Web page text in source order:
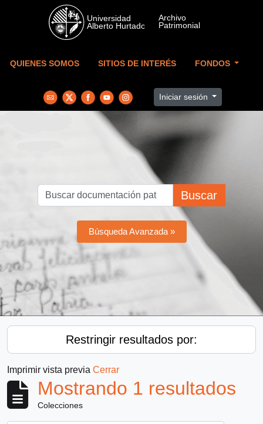
Skip to main content
QUIENES SOMOS SITIOS DE INTERÉS FONDOS
Iniciar sesión
Buscar
Búsqueda Avanzada »
Restringir resultados por:
Imprimir vista previa Cerrar
Mostrando 1 resultados
Colecciones